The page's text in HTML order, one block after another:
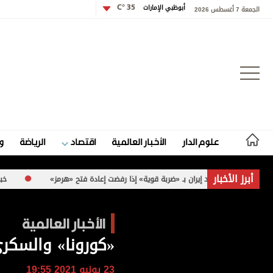
الجمعة 7 أغسطس 2026 أبوظبي الإمارات 35 °C
علوم الدار الأخبار العالمية اقتصاد الرياضة
علوم الدار
أبرز الأخبار
ترامب يتوعد إيران بـ «ضربة قوية» إذا رفضت إعادة فتح «هرمز» خبراء
الأخبار العالمية
«كورونا»